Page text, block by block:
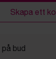
Skapa ett
bud